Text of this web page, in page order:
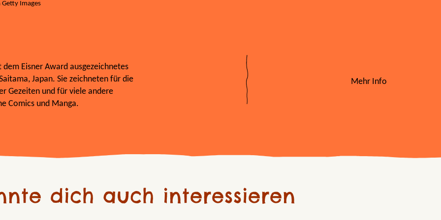
Getty Images
Eisner Award ausgezeichnetes
Japan. Sie zeichneten für die
Gezeiten und für viele andere
Comics und Manga.
Mehr Info
dich auch interessieren